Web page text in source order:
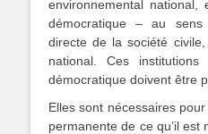
environnemental
démocratique – au sens
directe de la société
national. Ces
démocratique doivent être
Elles sont nécessaires
permanente de ce qu’il